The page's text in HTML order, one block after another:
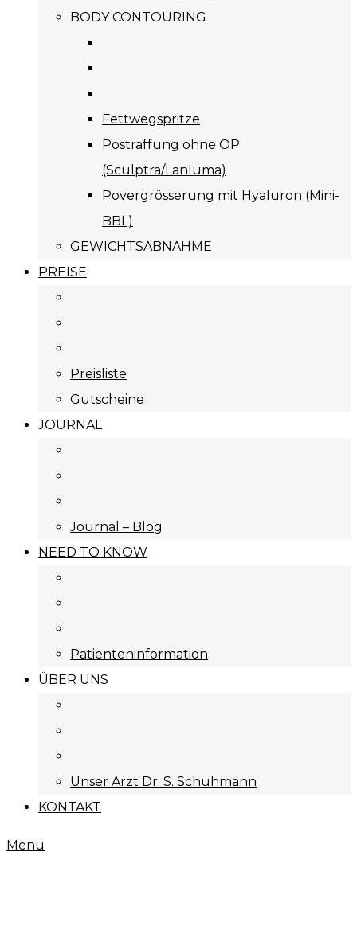
BODY CONTOURING
Fettwegspritze
Postraffung ohne OP
(Sculptra/Lanluma)
Povergrösserung mit Hyaluron (Mini-
BBL)
GEWICHTSABNAHME
PREISE
Preisliste
Gutscheine
JOURNAL
Journal – Blog
NEED TO KNOW
Patienteninformation
ÜBER UNS
Unser Arzt Dr. S. Schuhmann
KONTAKT
Menu